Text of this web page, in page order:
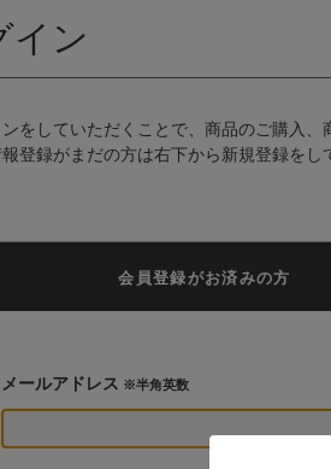
イン
ンをしていただくことで、商品のご購入
登録がまだの方は右下から新規登録を
会員登録がお済みの方
メールアドレス ※半角英数